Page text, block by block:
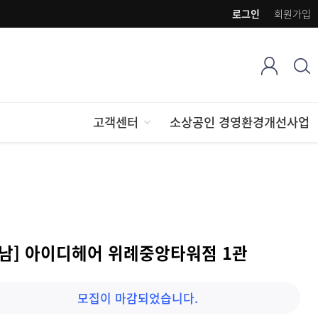
회원가입
로그인
고객센터 소상공인 경영환경개선사업
] 아이디헤어 위례중앙타워점 1관
모집이 마감되었습니다.